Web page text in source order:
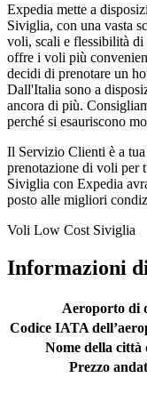
Expedia mette a
Siviglia, con una vasta
voli, scali e flessibilità
offre i voli più
decidi di prenotare un
Dall'Italia sono a
ancora di più.
perché si esauriscono
Il Servizio Clienti è a
prenotazione di voli per
Siviglia con Expedia
posto alle migliori
Voli Low Cost Siviglia
Informazioni
Aeroporto di
Codice IATA
Nome della città
Prezzo